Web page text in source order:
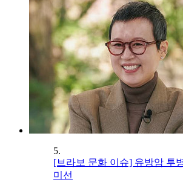
5.
[브라보 문화 이슈] 유방암 투
미선